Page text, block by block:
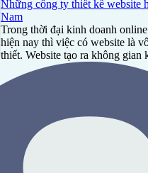
Những công ty thiết kế website
Nam
Trong thời đại kinh doanh
hiện nay thì việc có website là
thiết. Website tạo ra không gian